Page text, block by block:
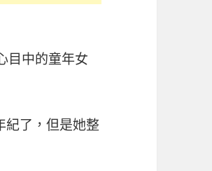
目中的童年女
紀了，但是她整